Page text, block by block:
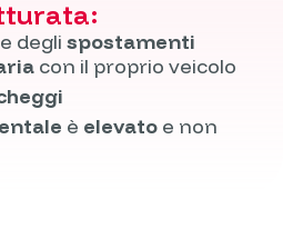
degli spostamenti
con il proprio veicolo
è elevato e non